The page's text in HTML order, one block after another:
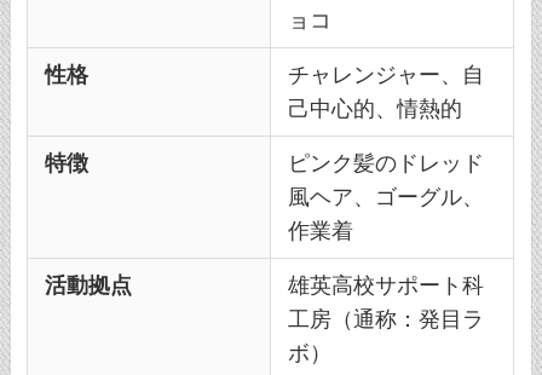
ョコ
性格
チャレンジャー、自
己中心的、情熱的
特徴
ピンク髪のドレッド
風ヘア、ゴーグル、
作業着
活動拠点
雄英高校サポート科
工房（通称：発目ラ
ボ）